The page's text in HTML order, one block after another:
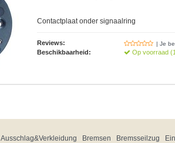
Contactplaat onder signaalring
Reviews: | Je
Beschikbaarheid: Op voorraad
Ausschlag&Verkleidung Bremsen Bremsseilzug